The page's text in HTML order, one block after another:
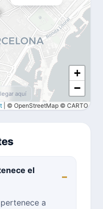
+
−
© OpenStreetMap © CARTO
aquí
el
a